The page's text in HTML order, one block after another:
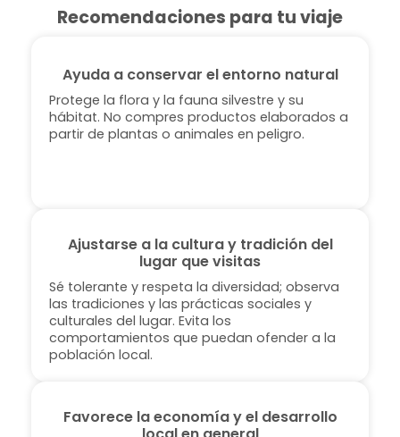
Recomendaciones para tu viaje
Ayuda a conservar el entorno natural
Protege la flora y la fauna silvestre y su
hábitat. No compres productos elaborados a
partir de plantas o animales en peligro.
Ajustarse a la cultura y tradición del
lugar que visitas
Sé tolerante y respeta la diversidad; observa
las tradiciones y las prácticas sociales y
culturales del lugar. Evita los
comportamientos que puedan ofender a la
población local.
Favorece la economía y el desarrollo